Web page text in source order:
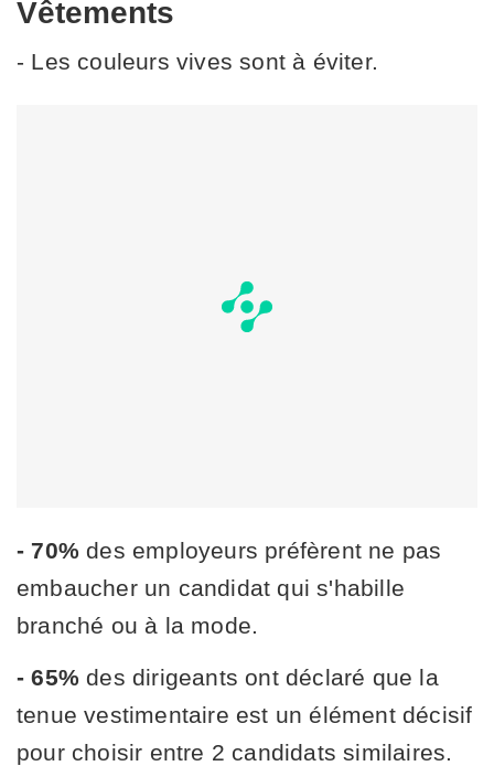
Vêtements
- Les couleurs vives sont à éviter.
- 70% des employeurs préfèrent ne pas
embaucher un candidat qui s'habille
branché ou à la mode.
- 65% des dirigeants ont déclaré que la
tenue vestimentaire est un élément décisif
pour choisir entre 2 candidats similaires.